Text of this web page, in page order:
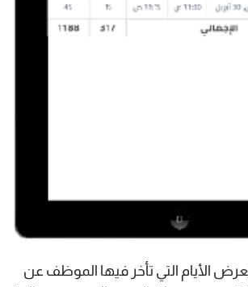
الأيام التي تأخر فيها الموظف عن